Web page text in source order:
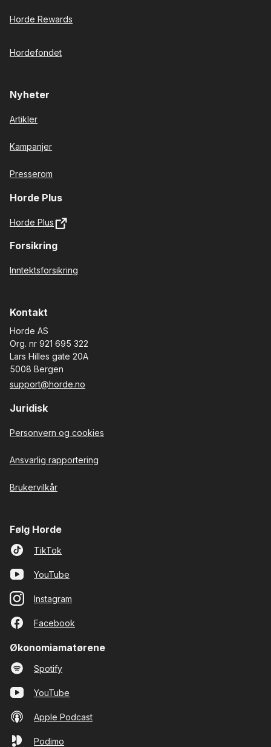
Horde Rewards
Hordefondet
Nyheter
Artikler
Kampanjer
Presserom
Horde Plus
Horde Plus
Forsikring
Inntektsforsikring
Kontakt
Horde AS
Org. nr 921 695 322
Lars Hilles gate 20A
5008 Bergen
support@horde.no
Juridisk
Personvern og cookies
Ansvarlig rapportering
Brukervilkår
Følg Horde
TikTok
YouTube
Instagram
Facebook
Økonomiamatørene
Spotify
YouTube
Apple Podcast
Podimo